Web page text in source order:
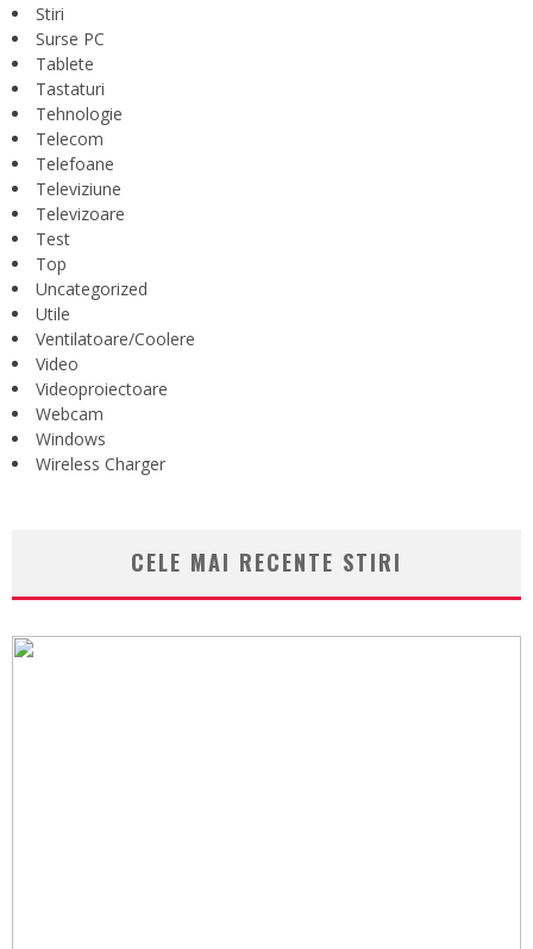
Stiri
Surse PC
Tablete
Tastaturi
Tehnologie
Telecom
Telefoane
Televiziune
Televizoare
Test
Top
Uncategorized
Utile
Ventilatoare/Coolere
Video
Videoproiectoare
Webcam
Windows
Wireless Charger
CELE MAI RECENTE STIRI